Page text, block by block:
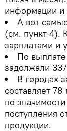
информации и
А вот
(см. пункт 4).
зарплатами и
По выплате
задолжали
В городах
составляет
по
поступления
продукции.